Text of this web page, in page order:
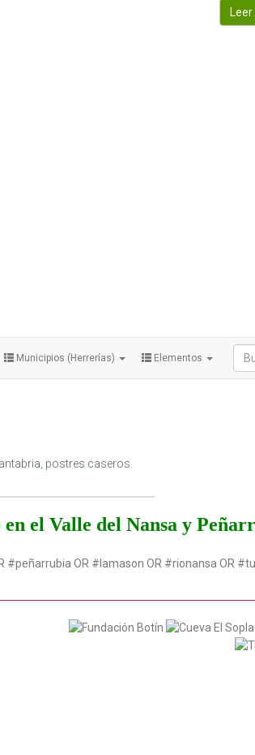
Municipios (Herrerías) Elementos
postres caseros.
en el Valle del Nansa y
OR #lamason OR #rionansa OR